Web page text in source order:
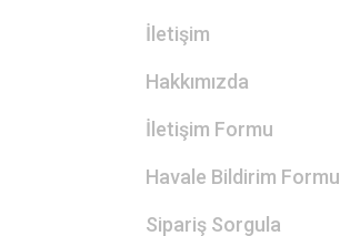
İletişim
Hakkımızda
İletişim Formu
Havale Bildirim Formu
Sipariş Sorgula